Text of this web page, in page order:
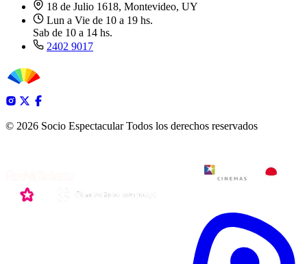
18 de Julio 1618, Montevideo, UY
Lun a Vie de 10 a 19 hs.
Sab de 10 a 14 hs.
2402 9017
© 2026 Socio Espectacular Todos los derechos reservados